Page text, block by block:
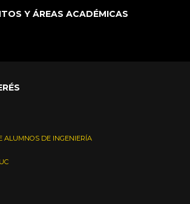
Y ÁREAS ACADÉMICAS
ALUMNOS DE INGENIERÍA